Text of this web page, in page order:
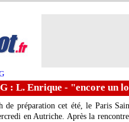
: L. Enrique - "encore un
de préparation cet été, le Paris
en Autriche. Après la